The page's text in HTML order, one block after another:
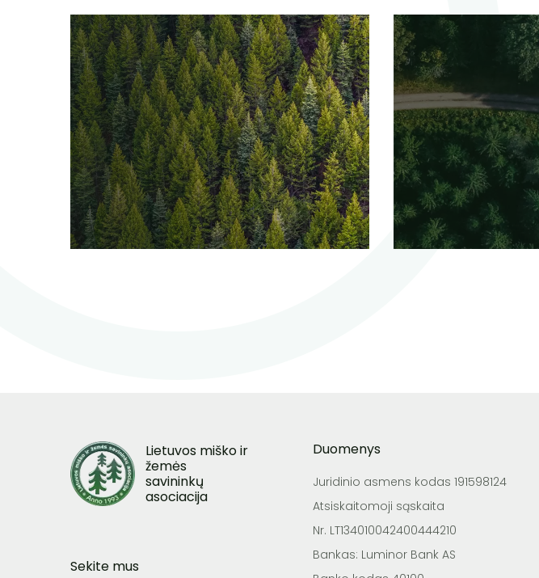
Lietuvos miško ir
žemės
savininkų
asociacija
Sekite mus
Duomenys
Juridinio asmens kodas 191598124
Atsiskaitomoji sąskaita
Nr. LT134010042400444210
Bankas: Luminor Bank AS